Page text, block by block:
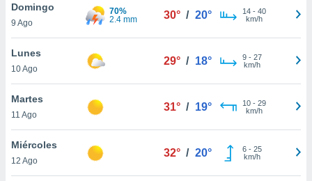
de
cookies
aceptar
Domingo
9 Ago
70%
2.4 mm
30° / 20° 14- 40
km/h
Lunes
10 Ago
29° / 18° 9- 27
km/h
Martes
11 Ago
31° / 19° 10- 29
km/h
Miércoles
12 Ago
32° / 20° 6- 25
km/h